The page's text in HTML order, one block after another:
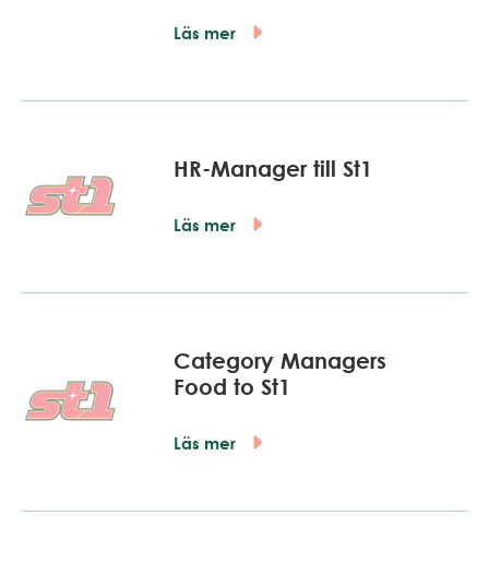
Läs mer
HR-Manager till St1
Läs mer
Category Managers
Food to St1
Läs mer